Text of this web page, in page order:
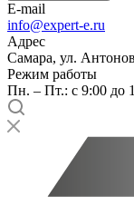
E-mail
info@expert-e.ru
Адрес
Самара, ул.
Режим работы
Пн. – Пт.: с 9:00 до